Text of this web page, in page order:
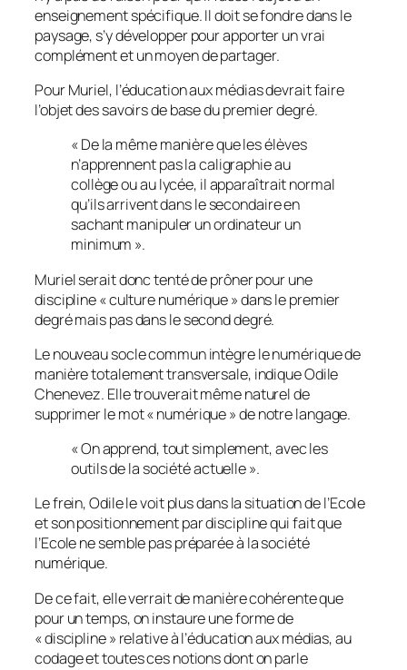
enseignement spécifique. Il doit se fondre dans le
paysage, s’y développer pour apporter un vrai
complément et un moyen de partager.
Pour Muriel, l’éducation aux médias devrait faire
l’objet des savoirs de base du premier degré.
« De la même manière que les élèves
n’apprennent pas la caligraphie au
collège ou au lycée, il apparaîtrait normal
qu’ils arrivent dans le secondaire en
sachant manipuler un ordinateur un
minimum ».
Muriel serait donc tenté de prôner pour une
discipline «culture numérique» dans le premier
degré mais pas dans le second degré.
Le nouveau socle commun intègre le numérique de
manière totalement transversale, indique Odile
Chenevez. Elle trouverait même naturel de
supprimer le mot «numérique» de notre langage.
« On apprend, tout simplement, avec les
outils de la société actuelle ».
Le frein, Odile le voit plus dans la situation de l’Ecole
et son positionnement par discipline qui fait que
l’Ecole ne semble pas préparée à la société
numérique.
De ce fait, elle verrait de manière cohérente que
pour un temps, on instaure une forme de
«discipline» relative à l’éducation aux médias, au
codage et toutes ces notions dont on parle